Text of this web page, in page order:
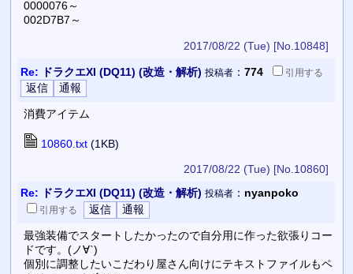
0000076～
002D7B7～
2017/08/22 (Tue) [No.10848]
Re: ドラクエXI (DQ11) (改造・解析) 投稿者： 774 引用する
消費アイテム
10860.txt(1KB)
2017/08/22 (Tue) [No.10860]
Re: ドラクエXI (DQ11) (改造・解析) 投稿者： nyanpoko
引用する
最強装備でスタートしたかったので自分用に作った欲張りコー
ドです。(ノ∀`)
個別に調整したいこだわり屋さん向けにテキストファイルもペ